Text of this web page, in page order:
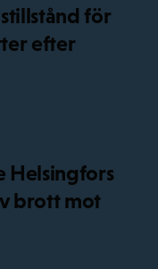
för
efter
Helsingfors
brott mot